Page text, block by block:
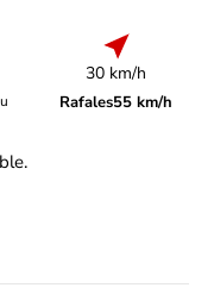
30 km/h
Rafales55 km/h